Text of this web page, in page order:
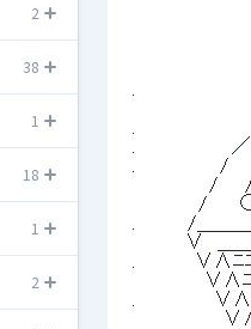
2
38
1
18
1
2
／／　　　　
.　　　　　
.　 　 　 　 　 ／
.　　　
/　　/＿＿
/　　 ○　 　
.　　 　 /＿
∨　＿＿＿
.　　　　
∨∧ﾆﾆﾆﾆﾆﾆ
.　　　　
∨∧ﾆﾆﾆﾆﾆﾆ